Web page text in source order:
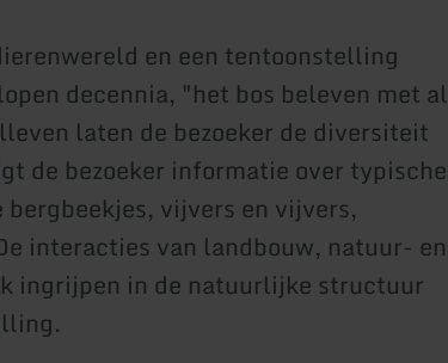
en een tentoonstelling
decennia, "het bos beleven met al
laten de bezoeker de diversiteit
de bezoeker informatie over typische
vijvers en vijvers,
interacties van landbouw, natuur- en
ingrijpen in de natuurlijke structuur